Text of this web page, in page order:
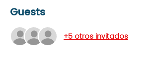
Guests
+5 otros invitados